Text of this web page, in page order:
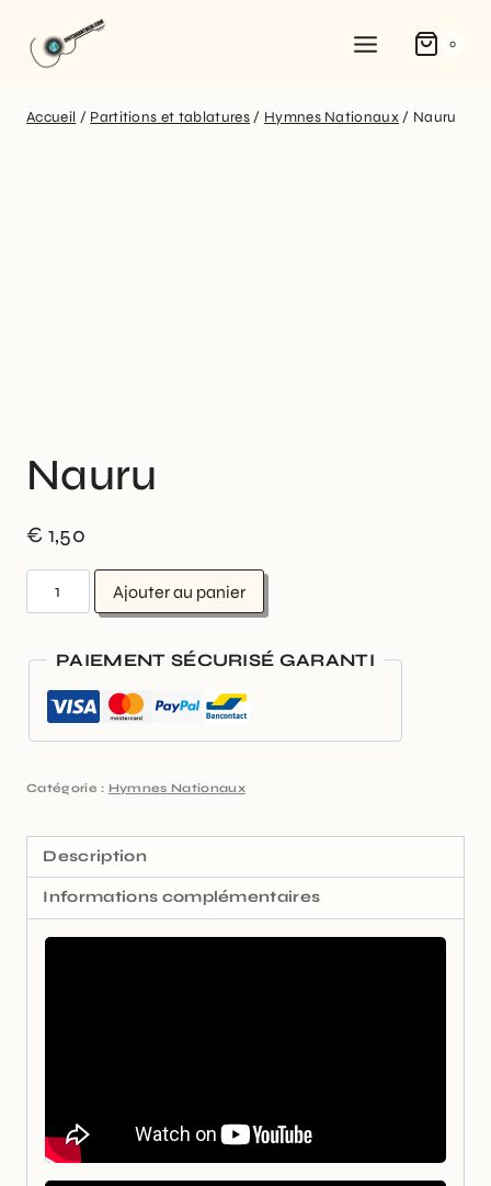
0
Accueil / Partitions et tablatures / Hymnes Nationaux / Nauru
Nauru
€ 1,50
Ajouter au panier
PAIEMENT SÉCURISÉ GARANTI
Catégorie : Hymnes Nationaux
Description
Informations complémentaires